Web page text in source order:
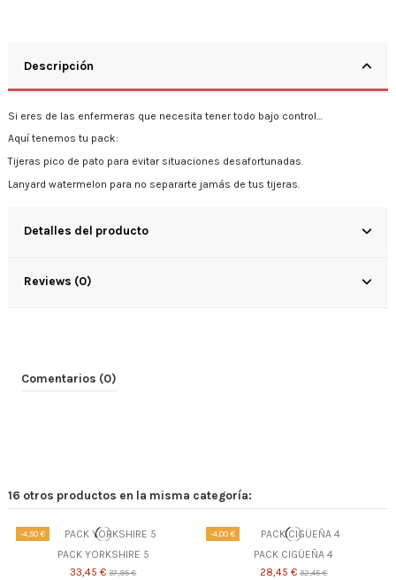
Descripción
Si eres de las enfermeras que necesita tener todo bajo control…
Aquí tenemos tu pack:
Tijeras pico de pato para evitar situaciones desafortunadas.
Lanyard watermelon para no separarte jamás de tus tijeras.
Detalles del producto
Reviews (0)
Comentarios (0)
16 otros productos en la misma categoría:
-4,50 €
PACK YORKSHIRE 5
33,45 €37,95 €
-4,00 €
PACK CIGÜEÑA 4
28,45 €32,45 €